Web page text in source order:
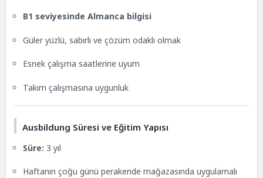
B1 seviyesinde Almanca bilgisi
Güler yüzlü, sabırlı ve çözüm odaklı olmak
Esnek çalışma saatlerine uyum
Takım çalışmasına uygunluk
Ausbildung Süresi ve Eğitim Yapısı
Süre: 3 yıl
Haftanın çoğu günü perakende mağazasında uygulamalı